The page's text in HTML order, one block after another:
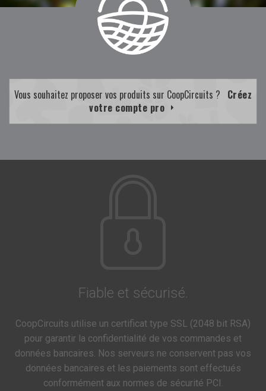
Vous souhaitez proposer vos produits sur CoopCircuits ? Créez
votre compte pro
Fiable et sécurisé.
CoopCircuits utilise un certificat type SSL (2048 bit RSA)
pour garantir la confidentialité de vos commandes et
données bancaires. Nos serveurs ne conservent pas vos
données bancaires et les paiements sont effectués
conformément aux normes de sécurité PCI.